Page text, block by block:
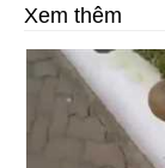
Xem thêm